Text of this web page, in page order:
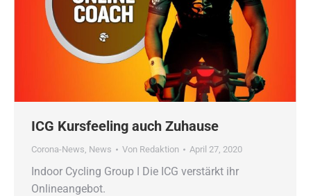
ICG Kursfeeling auch Zuhause
Corona-News News Von Redaktion April 27, 2020
Indoor Cycling Group ǀ Die ICG verstärkt ihr
Onlineangebot.